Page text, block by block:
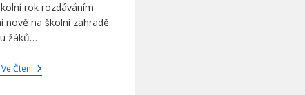
rok rozdáváním
nově na školní zahradě.
žáků…
ČteníVysvědčení
2025